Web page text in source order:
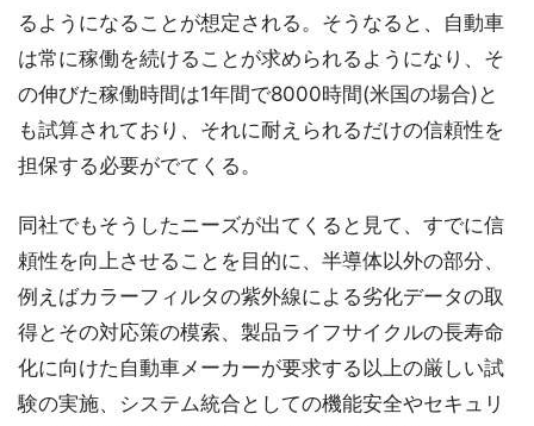
るようになることが想定される。そうなると、自動車
は常に稼働を続けることが求められるようになり、そ
の伸びた稼働時間は1年間で8000時間(米国の場合)と
も試算されており、それに耐えられるだけの信頼性を
担保する必要がでてくる。
同社でもそうしたニーズが出てくると見て、すでに信
頼性を向上させることを目的に、半導体以外の部分、
例えばカラーフィルタの紫外線による劣化データの取
得とその対応策の模索、製品ライフサイクルの長寿命
化に向けた自動車メーカーが要求する以上の厳しい試
験の実施、システム統合としての機能安全やセキュリ